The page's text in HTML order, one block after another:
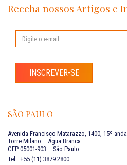
Receba nossos Artigos e
INSCREVER-SE
SÃO PAULO
Avenida Francisco Matarazzo, 1400, 15º
Torre Milano – Água Branca
CEP 05001-903 – São Paulo
Tel.: +55 (11) 3879 2800